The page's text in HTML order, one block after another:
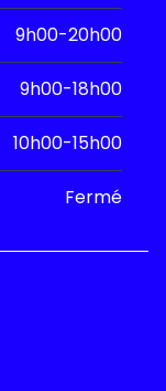
9h00-20h00
9h00-18h00
10h00-15h00
Fermé